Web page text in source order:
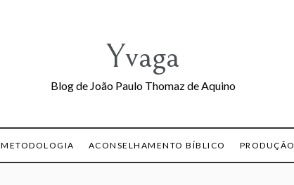
Yvaga
Blog de João Paulo Thomaz de Aquino
METODOLOGIA ACONSELHAMENTO BÍBLICO PRODUÇÃO